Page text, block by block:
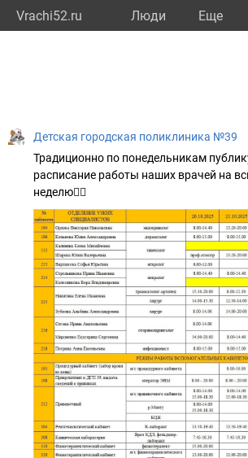
Vrachi52.ru Люди Eще
Детская городская поликлиника №39
Традиционно по понедельникам
расписание работы наших врачей на
неделю☝🏻